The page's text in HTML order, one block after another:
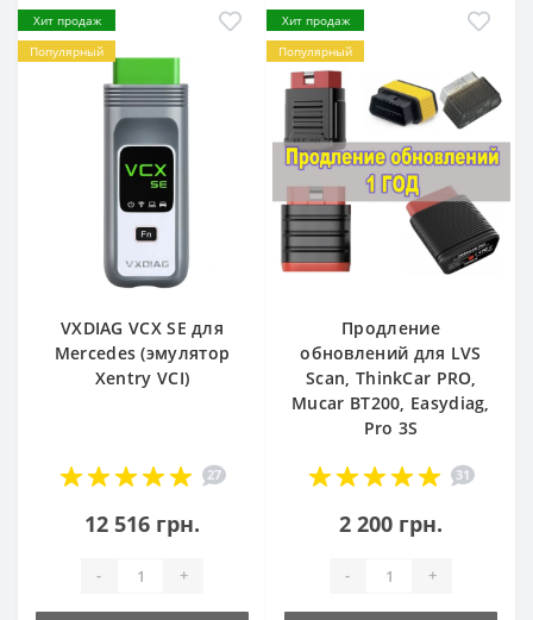
Хит продаж
Популярный
VXDIAG VCX SE для
Mercedes (эмулятор
Xentry VCI)
27
12 516 грн.
- +
Хит продаж
Популярный
Продление
обновлений для LVS
Scan, ThinkCar PRO,
Mucar BT200, Easydiag,
Pro 3S
31
2 200 грн.
- +